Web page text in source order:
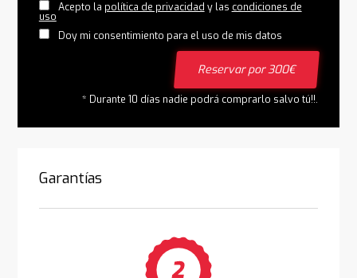
Acepto la política de privacidad y las condiciones de
uso
Doy mi consentimiento para el uso de mis datos
Reservar por 300€
* Durante 10 días nadie podrá comprarlo salvo tú!!.
Garantías